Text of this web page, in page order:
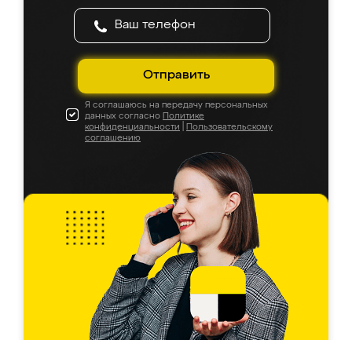
Отправить
Я соглашаюсь на передачу персональных
данных согласно Политике
конфиденциальности
Пользовательскому
соглашению